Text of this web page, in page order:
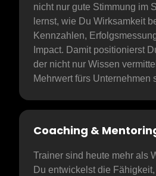
nicht nur gute Stimmung im
lernst, wie Du Wirksamkeit
Kennzahlen,
Impact. Damit positionierst
der nicht nur Wissen
Mehrwert fürs Unternehmen
Coaching &
Trainer sind heute mehr als
Du entwickelst die